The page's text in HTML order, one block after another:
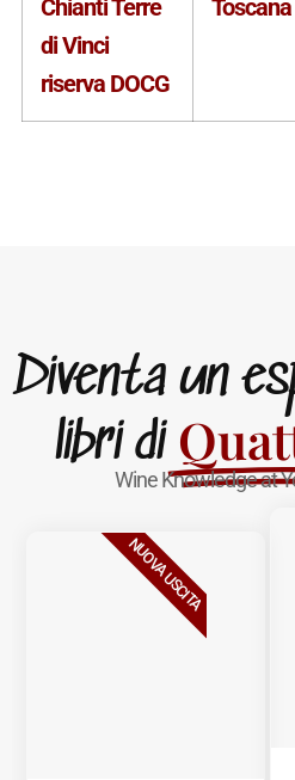
Chianti Terre
di Vinci
riserva DOCG
Toscana
Diventa un
libri di
Wine Knowledge at
NUOVA USCITA